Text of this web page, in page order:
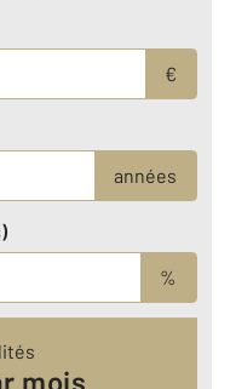
€
années
%
mois